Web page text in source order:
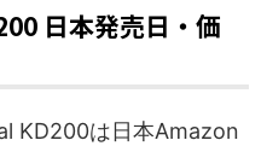
日本発売日・価
KD200は日本Amazon